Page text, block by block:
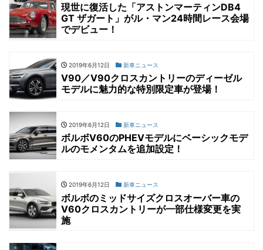
現世に復活した「アストンマーティンDB4
GT ザガート」がル・マン24時間レース会場
でデビュー！
2019年6月12日 新車ニュース
V90／V90クロスカントリーのディーゼル
モデルに魅力的な特別限定車が登場！
2019年6月12日 新車ニュース
ボルボV60のPHEVモデルにベーシックモデ
ルのモメンタムを追加設定！
2019年6月12日 新車ニュース
ボルボのミッドサイズクロスオーバー車の
V60クロスカントリーが一部仕様変更を実
施